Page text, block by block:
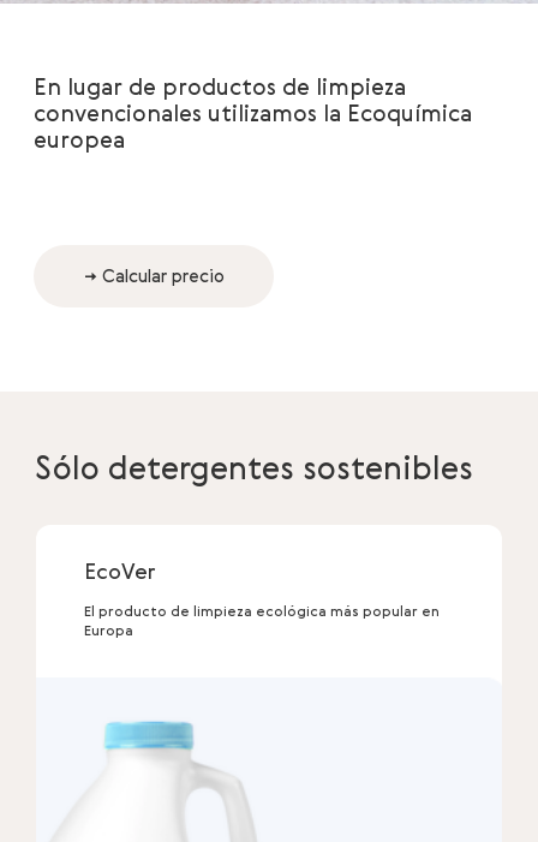
En lugar de productos de limpieza
convencionales utilizamos la Ecoquímica
europea
→ Calcular precio
Sólo detergentes sostenibles
EcoVer
El producto de limpieza ecológica más popular en
Europa